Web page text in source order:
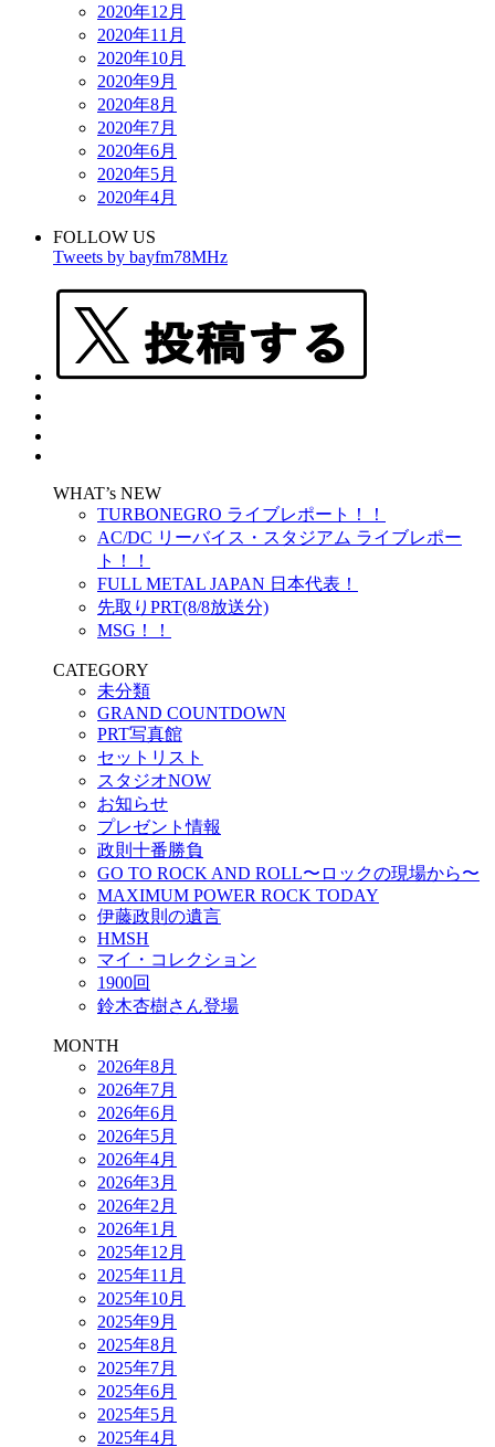
2020年12月
2020年11月
2020年10月
2020年9月
2020年8月
2020年7月
2020年6月
2020年5月
2020年4月
FOLLOW US
Tweets by bayfm78MHz
WHAT’s NEW
TURBONEGRO ライブレポート！！
AC/DC リーバイス・スタジアム ライブレポー
ト！！
FULL METAL JAPAN 日本代表！
先取りPRT(8/8放送分)
MSG！！
CATEGORY
未分類
GRAND COUNTDOWN
PRT写真館
セットリスト
スタジオNOW
お知らせ
プレゼント情報
政則十番勝負
GO TO ROCK AND ROLL〜ロックの現場から〜
MAXIMUM POWER ROCK TODAY
伊藤政則の遺言
HMSH
マイ・コレクション
1900回
鈴木杏樹さん登場
MONTH
2026年8月
2026年7月
2026年6月
2026年5月
2026年4月
2026年3月
2026年2月
2026年1月
2025年12月
2025年11月
2025年10月
2025年9月
2025年8月
2025年7月
2025年6月
2025年5月
2025年4月